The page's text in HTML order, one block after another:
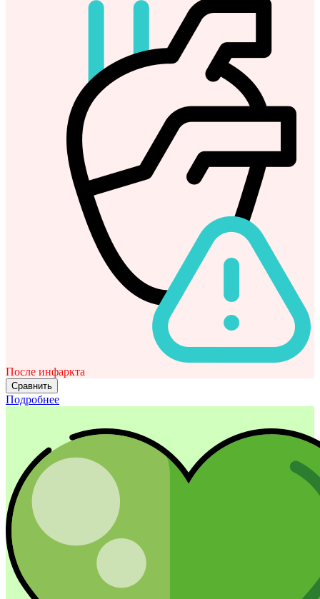
После инфаркта
Сравнить
Подробнее